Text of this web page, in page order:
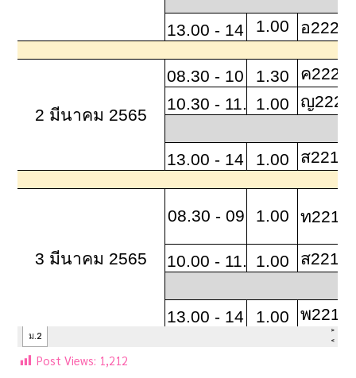
Post Views: 1,212